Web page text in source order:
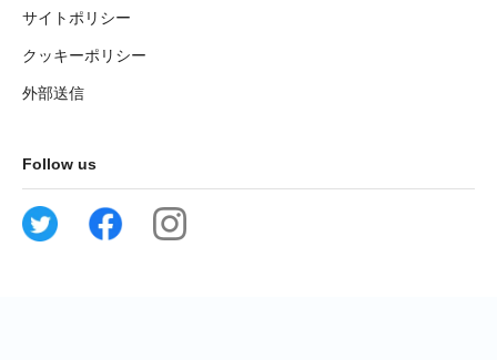
サイトポリシー
クッキーポリシー
外部送信
Follow us